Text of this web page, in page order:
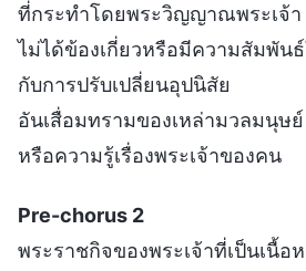
ที่กระทำโดยพระวิญญาณพระเจ้า
ไม่ได้ข้องเกี่ยวหรือมีความสัมพัน
กับการปรับเปลี่ยนอุปนิสัย
อันเสื่อมทรามของเหล่ามวลมนุษย์
หรือความรู้เรื่องพระเจ้าของคน
Pre-chorus 2
พระราชกิจของพระเจ้าที่เป็นเนื้